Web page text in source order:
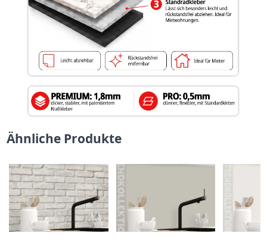
Ähnliche Produkte